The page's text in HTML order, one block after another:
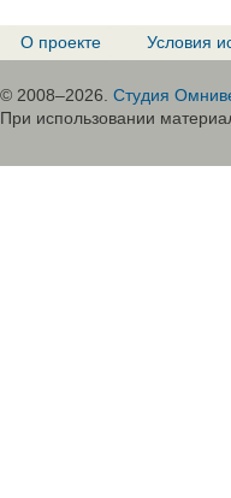
О проекте Условия
© 2008–2026. Студия
При использовании